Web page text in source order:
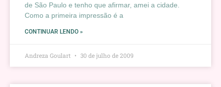
de São Paulo e tenho que afirmar, amei a cidade.
Como a primeira impressão é a
CONTINUAR LENDO »
Andreza Goulart 30 de julho de 2009